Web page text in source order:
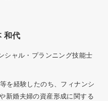
和代
シャル・プランニング技能士
を経験したのち、フィナンシ
新婚夫婦の資産形成に関する